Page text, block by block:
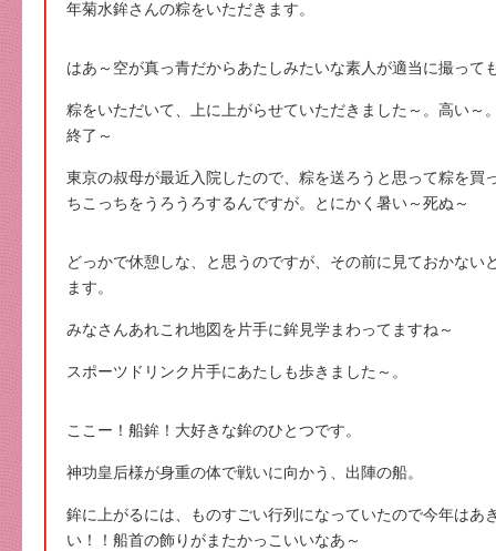
年菊水鉾さんの粽をいただきます。
はあ～空が真っ青だからあたしみたいな素人が適当に撮って
粽をいただいて、上に上がらせていただきました～。高い
終了～
東京の叔母が最近入院したので、粽を送ろうと思って粽を買
ちこっちをうろうろするんですが。とにかく暑い～死ぬ～
どっかで休憩しな、と思うのですが、その前に見ておかない
ます。
みなさんあれこれ地図を片手に鉾見学まわってますね～
スポーツドリンク片手にあたしも歩きました～。
ここー！船鉾！大好きな鉾のひとつです。
神功皇后様が身重の体で戦いに向かう、出陣の船。
鉾に上がるには、ものすごい行列になっていたので今年はあ
い！！船首の飾りがまたかっこいいなあ～